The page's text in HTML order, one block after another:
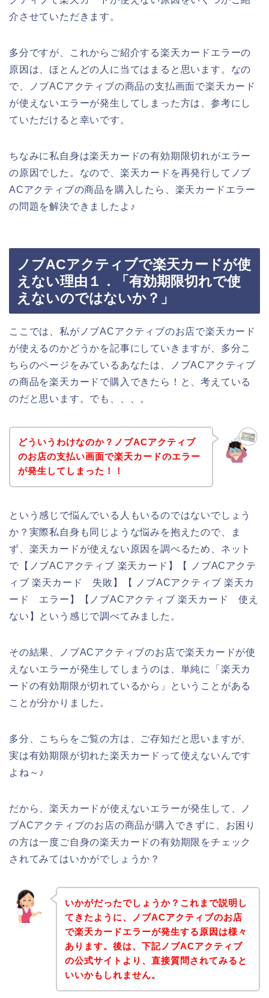
介させていただきます。
多分ですが、これからご紹介する楽天カードエラーの
原因は、ほとんどの人に当てはまると思います。なの
で、ノブACアクティブの商品の支払画面で楽天カード
が使えないエラーが発生してしまった方は、参考にし
ていただけると幸いです。
ちなみに私自身は楽天カードの有効期限切れがエラー
の原因でした。なので、楽天カードを再発行してノブ
ACアクティブの商品を購入したら、楽天カードエラー
の問題を解決できましたよ♪
ノブACアクティブで楽天カードが使
えない理由１．「有効期限切れで使
えないのではないか？」
ここでは、私がノブACアクティブのお店で楽天カード
が使えるのかどうかを記事にしていきますが、多分こ
ちらのページをみているあなたは、ノブACアクティブ
の商品を楽天カードで購入できたら！と、考えている
のだと思います。でも、、、。
どういうわけなのか？ノブACアクティブ
のお店の支払い画面で楽天カードのエラー
が発生してしまった！！
という感じで悩んでいる人もいるのではないでしょう
か？実際私自身も同じような悩みを抱えたので、ま
ず、楽天カードが使えない原因を調べるため、ネット
で【ノブACアクティブ 楽天カード】【 ノブACアクテ
ィブ 楽天カード 失敗】【 ノブACアクティブ 楽天カ
ード エラー】【ノブACアクティブ 楽天カード 使え
ない】という感じで調べてみました。
その結果、ノブACアクティブのお店で楽天カードが使
えないエラーが発生してしまうのは、単純に「楽天カ
ードの有効期限が切れているから」ということがある
ことが分かりました。
多分、こちらをご覧の方は、ご存知だと思いますが、
実は有効期限が切れた楽天カードって使えないんです
よね～♪
だから、楽天カードが使えないエラーが発生して、ノ
ブACアクティブのお店の商品が購入できずに、お困り
の方は一度ご自身の楽天カードの有効期限をチェック
されてみてはいかがでしょうか？
いかがだったでしょうか？これまで説明し
てきたように、ノブACアクティブのお店
で楽天カードエラーが発生する原因は様々
あります。後は、下記ノブACアクティブ
の公式サイトより、直接質問されてみると
いいかもしれません。